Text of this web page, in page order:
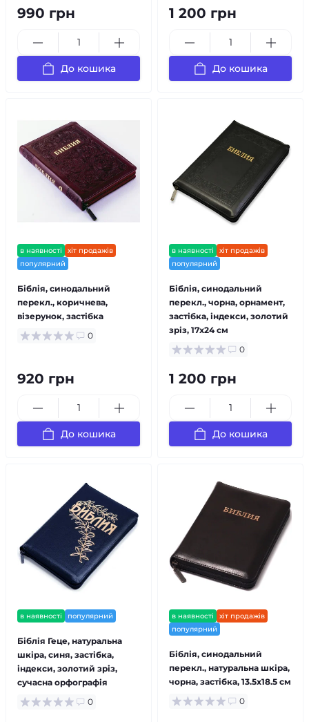
990 грн
До кошика
1 200 грн
До кошика
в наявності
хіт продажів
популярний
Біблія, синодальний
перекл., коричнева,
візерунок, застібка
0
920 грн
До кошика
в наявності
хіт продажів
популярний
Біблія, синодальний
перекл., чорна, орнамент,
застібка, індекси, золотий
зріз, 17x24 см
0
1 200 грн
До кошика
в наявності популярний
Біблія Геце, натуральна
шкіра, синя, застібка,
індекси, золотий зріз,
сучасна орфографія
0
в наявності
хіт продажів
популярний
Біблія, синодальний
перекл., натуральна шкіра,
чорна, застібка, 13.5x18.5 см
0